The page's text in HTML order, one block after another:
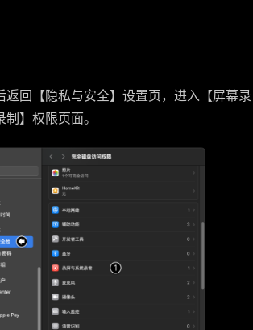
返回【隐私与安全】设置页，进入【屏幕录
】权限页面。